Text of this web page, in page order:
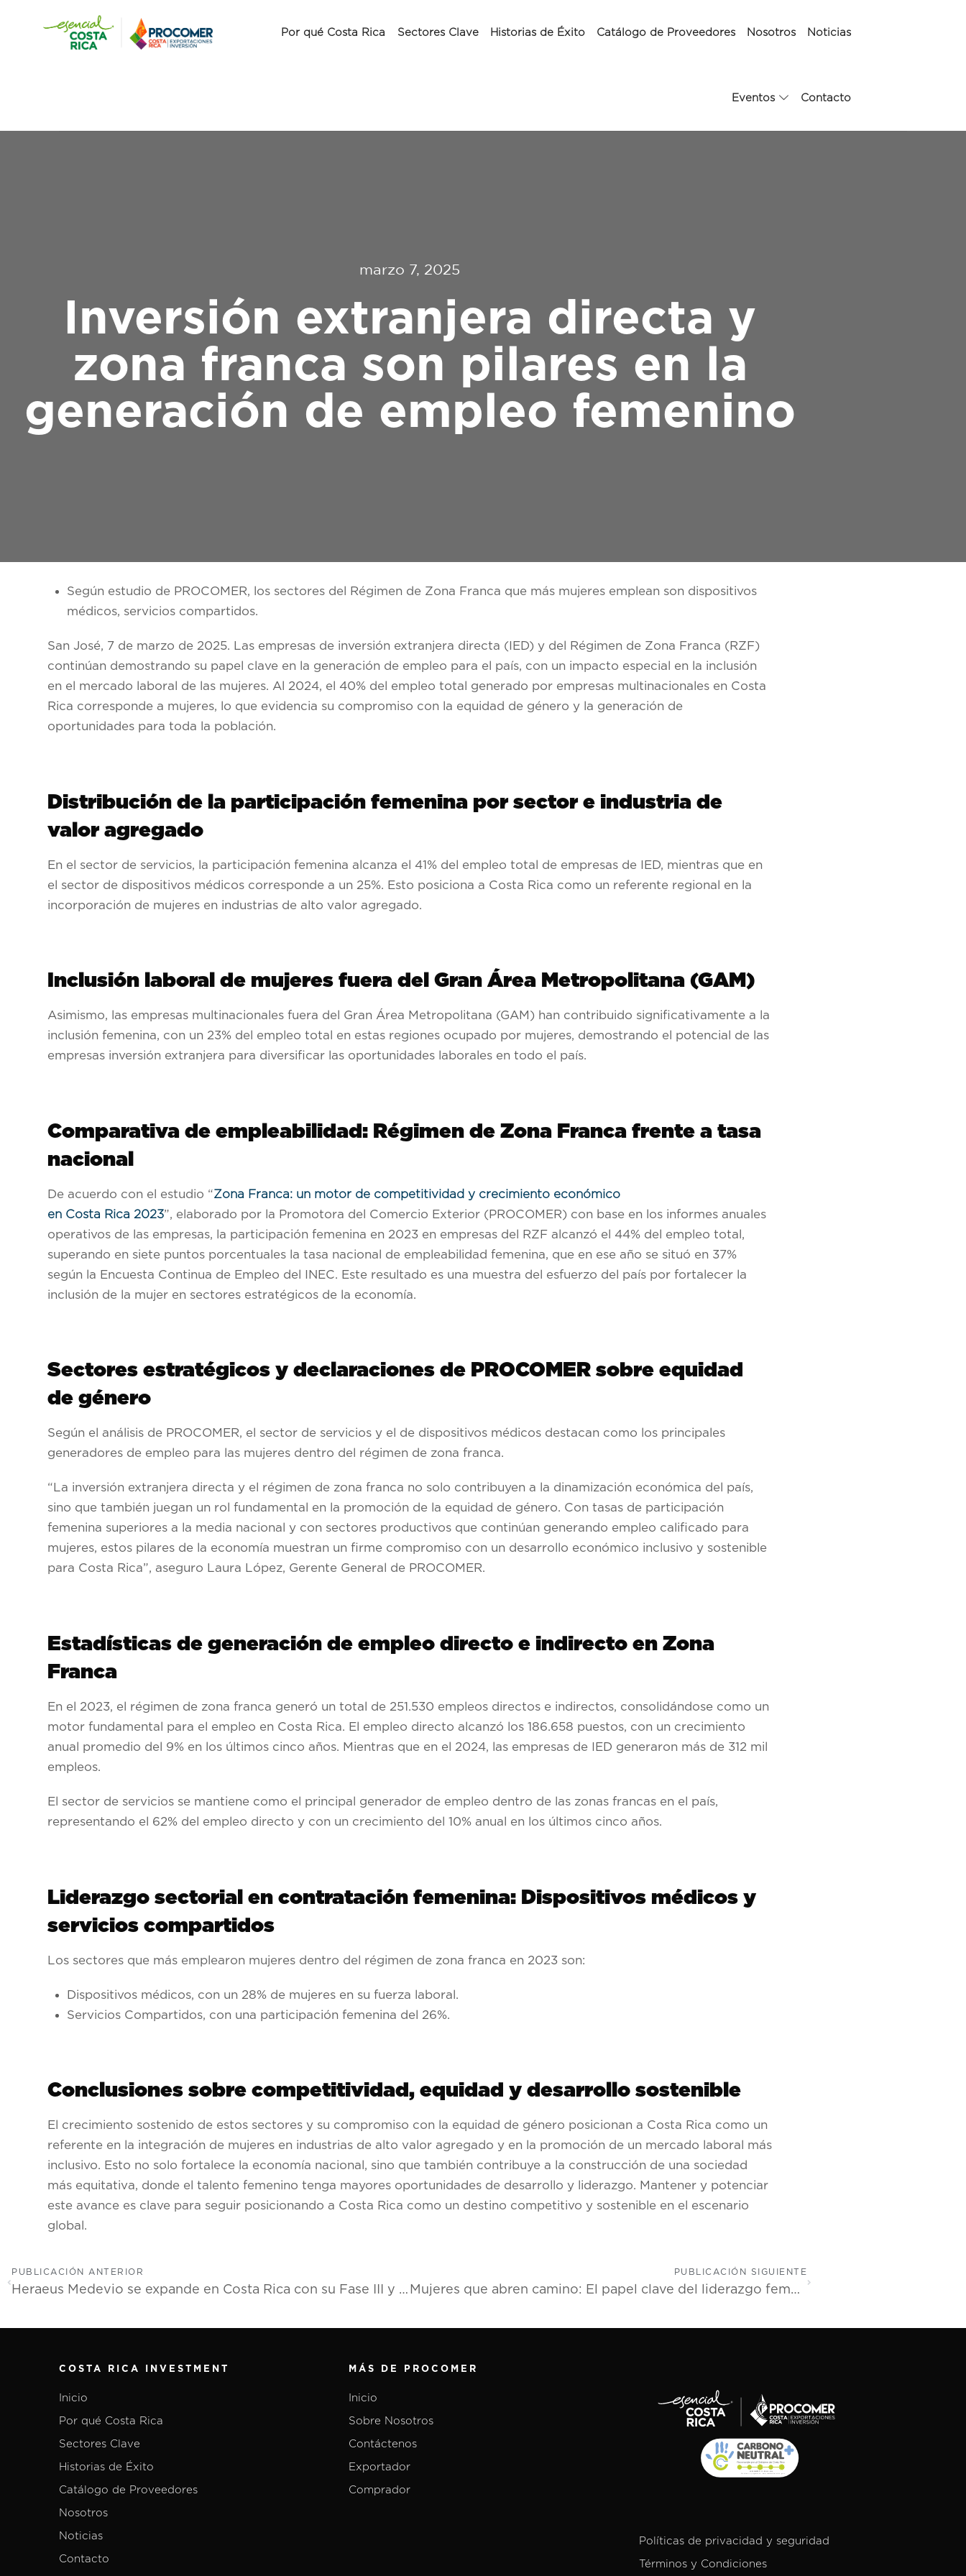
Por qué Costa Rica Sectores Clave Historias de Éxito Catálogo de Proveedores Nosotros Noticias
Eventos Contacto
marzo 7, 2025
Inversión extranjera directa y
zona franca son pilares en la
generación de empleo femenino
Según estudio de PROCOMER, los sectores del Régimen de Zona Franca que más mujeres emplean son dispositivos
médicos, servicios compartidos.
San José, 7 de marzo de 2025. Las empresas de inversión extranjera directa (IED) y del Régimen de Zona Franca (RZF)
continúan demostrando su papel clave en la generación de empleo para el país, con un impacto especial en la inclusión
en el mercado laboral de las mujeres. Al 2024, el 40% del empleo total generado por empresas multinacionales en Costa
Rica corresponde a mujeres, lo que evidencia su compromiso con la equidad de género y la generación de
oportunidades para toda la población.
Distribución de la participación femenina por sector e industria de
valor agregado
En el sector de servicios, la participación femenina alcanza el 41% del empleo total de empresas de IED, mientras que en
el sector de dispositivos médicos corresponde a un 25%. Esto posiciona a Costa Rica como un referente regional en la
incorporación de mujeres en industrias de alto valor agregado.
Inclusión laboral de mujeres fuera del Gran Área Metropolitana (GAM)
Asimismo, las empresas multinacionales fuera del Gran Área Metropolitana (GAM) han contribuido significativamente a la
inclusión femenina, con un 23% del empleo total en estas regiones ocupado por mujeres, demostrando el potencial de las
empresas inversión extranjera para diversificar las oportunidades laborales en todo el país.
Comparativa de empleabilidad: Régimen de Zona Franca frente a tasa
nacional
De acuerdo con el estudio “Zona Franca: un motor de competitividad y crecimiento económico
en Costa Rica 2023”, elaborado por la Promotora del Comercio Exterior (PROCOMER) con base en los informes anuales
operativos de las empresas, la participación femenina en 2023 en empresas del RZF alcanzó el 44% del empleo total,
superando en siete puntos porcentuales la tasa nacional de empleabilidad femenina, que en ese año se situó en 37%
según la Encuesta Continua de Empleo del INEC. Este resultado es una muestra del esfuerzo del país por fortalecer la
inclusión de la mujer en sectores estratégicos de la economía.
Sectores estratégicos y declaraciones de PROCOMER sobre equidad
de género
Según el análisis de PROCOMER, el sector de servicios y el de dispositivos médicos destacan como los principales
generadores de empleo para las mujeres dentro del régimen de zona franca.
“La inversión extranjera directa y el régimen de zona franca no solo contribuyen a la dinamización económica del país,
sino que también juegan un rol fundamental en la promoción de la equidad de género. Con tasas de participación
femenina superiores a la media nacional y con sectores productivos que continúan generando empleo calificado para
mujeres, estos pilares de la economía muestran un firme compromiso con un desarrollo económico inclusivo y sostenible
para Costa Rica”, aseguro Laura López, Gerente General de PROCOMER.
Estadísticas de generación de empleo directo e indirecto en Zona
Franca
En el 2023, el régimen de zona franca generó un total de 251.530 empleos directos e indirectos, consolidándose como un
motor fundamental para el empleo en Costa Rica. El empleo directo alcanzó los 186.658 puestos, con un crecimiento
anual promedio del 9% en los últimos cinco años. Mientras que en el 2024, las empresas de IED generaron más de 312 mil
empleos.
El sector de servicios se mantiene como el principal generador de empleo dentro de las zonas francas en el país,
representando el 62% del empleo directo y con un crecimiento del 10% anual en los últimos cinco años.
Liderazgo sectorial en contratación femenina: Dispositivos médicos y
servicios compartidos
Los sectores que más emplearon mujeres dentro del régimen de zona franca en 2023 son:
Dispositivos médicos, con un 28% de mujeres en su fuerza laboral.
Servicios Compartidos, con una participación femenina del 26%.
Conclusiones sobre competitividad, equidad y desarrollo sostenible
El crecimiento sostenido de estos sectores y su compromiso con la equidad de género posicionan a Costa Rica como un
referente en la integración de mujeres en industrias de alto valor agregado y en la promoción de un mercado laboral más
inclusivo. Esto no solo fortalece la economía nacional, sino que también contribuye a la construcción de una sociedad
más equitativa, donde el talento femenino tenga mayores oportunidades de desarrollo y liderazgo. Mantener y potenciar
este avance es clave para seguir posicionando a Costa Rica como un destino competitivo y sostenible en el escenario
global.
PUBLICACIÓN ANTERIOR
Heraeus Medevio se expande en Costa Rica con su Fase III y creará 500 nuevos empleos
PUBLICACIÓN SIGUIENTE
Mujeres que abren camino: El papel clave del liderazgo femenino en la IED en Costa Rica
COSTA RICA INVESTMENT
Inicio
Por qué Costa Rica
Sectores Clave
Historias de Éxito
Catálogo de Proveedores
Nosotros
Noticias
Contacto
MÁS DE PROCOMER
Inicio
Sobre Nosotros
Contáctenos
Exportador
Comprador
Políticas de privacidad y seguridad
Términos y Condiciones